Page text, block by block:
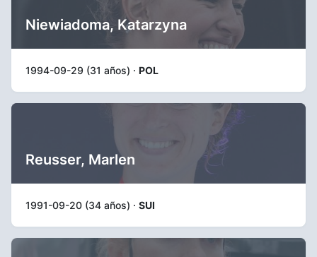
Niewiadoma, Katarzyna
1994-09-29 (31 años) · POL
Reusser, Marlen
1991-09-20 (34 años) · SUI